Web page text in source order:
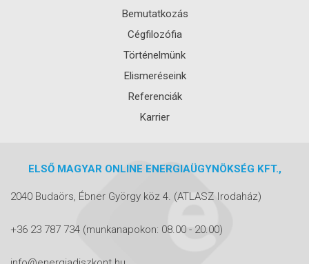
Bemutatkozás
Cégfilozófia
Történelmünk
Elismeréseink
Referenciák
Karrier
ELSŐ MAGYAR ONLINE ENERGIAÜGYNÖKSÉG KFT.,
2040 Budaörs, Ébner György köz 4. (ATLASZ Irodaház)
+36 23 787 734 (munkanapokon: 08.00 - 20.00)